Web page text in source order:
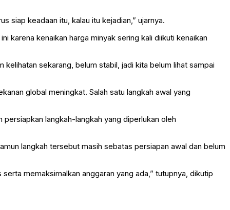
siap keadaan itu, kalau itu kejadian,” ujarnya.
karena kenaikan harga minyak sering kali diikuti kenaikan
kelihatan sekarang, belum stabil, jadi kita belum lihat sampai
global meningkat. Salah satu langkah awal yang
langkah-langkah yang diperlukan oleh
langkah tersebut masih sebatas persiapan awal dan belum
memaksimalkan anggaran yang ada,” tutupnya, dikutip